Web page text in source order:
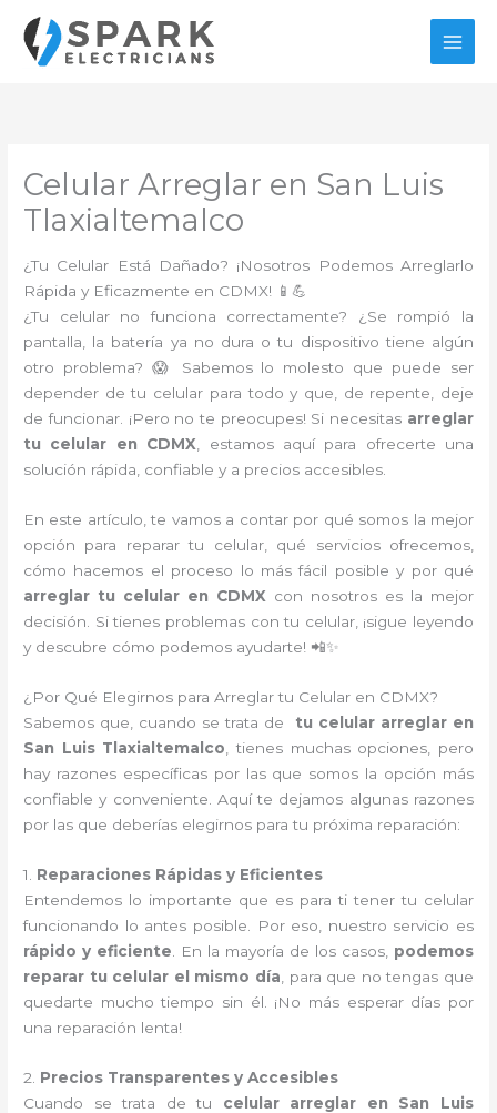
contenido
Celular Arreglar en San Luis
Tlaxialtemalco
¿Tu Celular Está Dañado? ¡Nosotros Podemos Arreglarlo
Rápida y Eficazmente en CDMX! 📱💪
¿Tu celular no funciona correctamente? ¿Se rompió la
pantalla, la batería ya no dura o tu dispositivo tiene algún
otro problema? 😱 Sabemos lo molesto que puede ser
depender de tu celular para todo y que, de repente, deje
de funcionar. ¡Pero no te preocupes! Si necesitas arreglar
tu celular en CDMX, estamos aquí para ofrecerte una
solución rápida, confiable y a precios accesibles.
En este artículo, te vamos a contar por qué somos la mejor
opción para reparar tu celular, qué servicios ofrecemos,
cómo hacemos el proceso lo más fácil posible y por qué
arreglar tu celular en CDMX con nosotros es la mejor
decisión. Si tienes problemas con tu celular, ¡sigue leyendo
y descubre cómo podemos ayudarte! 📲✨
¿Por Qué Elegirnos para Arreglar tu Celular en CDMX?
Sabemos que, cuando se trata de
tu celular arreglar en
San Luis Tlaxialtemalco , tienes muchas opciones, pero
hay razones específicas por las que somos la opción más
confiable y conveniente. Aquí te dejamos algunas razones
por las que deberías elegirnos para tu próxima reparación:
1. Reparaciones Rápidas y Eficientes
Entendemos lo importante que es para ti tener tu celular
funcionando lo antes posible. Por eso, nuestro servicio es
rápido y eficiente . En la mayoría de los casos, podemos
reparar tu celular el mismo día , para que no tengas que
quedarte mucho tiempo sin él. ¡No más esperar días por
una reparación lenta!
2. Precios Transparentes y Accesibles
Cuando se trata de tu celular arreglar en San Luis